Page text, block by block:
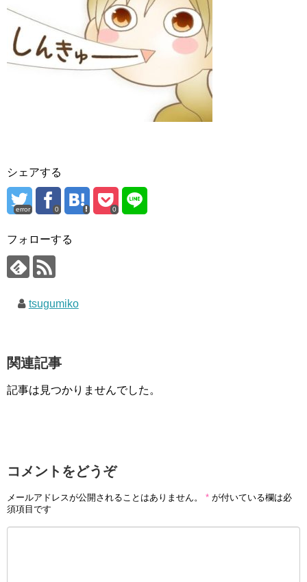
シェアする
error 0 0
フォローする
tsugumiko
関連記事
記事は見つかりませんでした。
コメントをどうぞ
メールアドレスが公開されることはありません。 * が付いている欄は必
須項目です